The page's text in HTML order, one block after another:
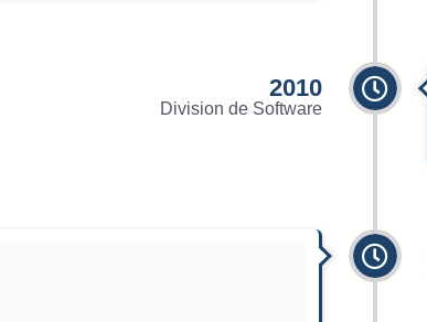
2010
Division de Software